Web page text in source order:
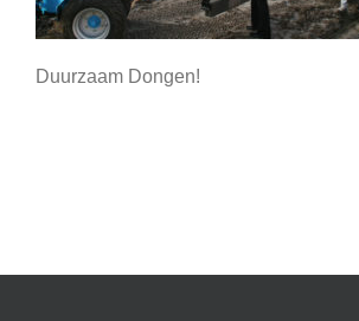
Duurzaam Dongen!